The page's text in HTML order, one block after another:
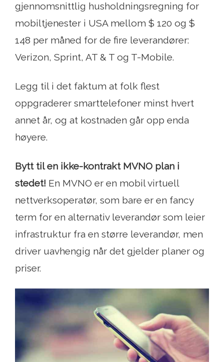
gjennomsnittlig husholdningsregning for
mobiltjenester i USA mellom $ 120 og $
148 per måned for de fire leverandører:
Verizon, Sprint, AT & T og T-Mobile.
Legg til i det faktum at folk flest
oppgraderer smarttelefoner minst hvert
annet år, og at kostnaden går opp enda
høyere.
Bytt til en ikke-kontrakt MVNO plan i
stedet! En MVNO er ​​en mobil virtuell
nettverksoperatør, som bare er en fancy
term for en alternativ leverandør som leier
infrastruktur fra en større leverandør, men
driver uavhengig når det gjelder planer og
priser.